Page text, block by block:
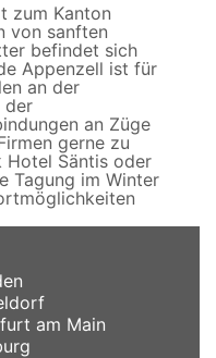
zum Kanton
von sanften
befindet sich
Appenzell ist für
an der
der
an Züge
gerne zu
Hotel Säntis oder
Tagung im Winter
am Main